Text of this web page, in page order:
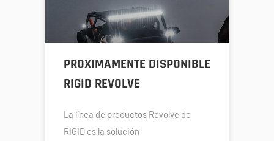
PROXIMAMENTE DISPONIBLE
RIGID REVOLVE
La línea de productos Revolve de
RIGID es la solución